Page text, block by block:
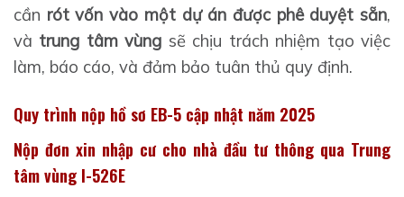
cần rót vốn vào một dự án được phê duyệt sẵn,
và trung tâm vùng sẽ chịu trách nhiệm tạo việc
làm, báo cáo, và đảm bảo tuân thủ quy định.
Quy trình nộp hồ sơ EB-5 cập nhật năm 2025
Nộp đơn xin nhập cư cho nhà đầu tư thông qua Trung
tâm vùng I-526E